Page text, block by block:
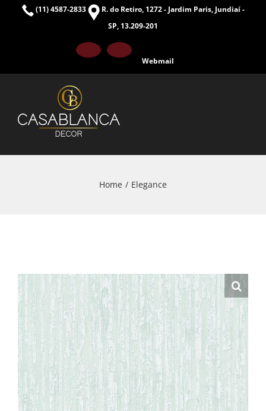
(11) 4587-2833
R. do Retiro, 1272 - Jardim Paris, Jundiaí -
SP, 13.209-201
FacebookInstagram
Webmail
Home Elegance